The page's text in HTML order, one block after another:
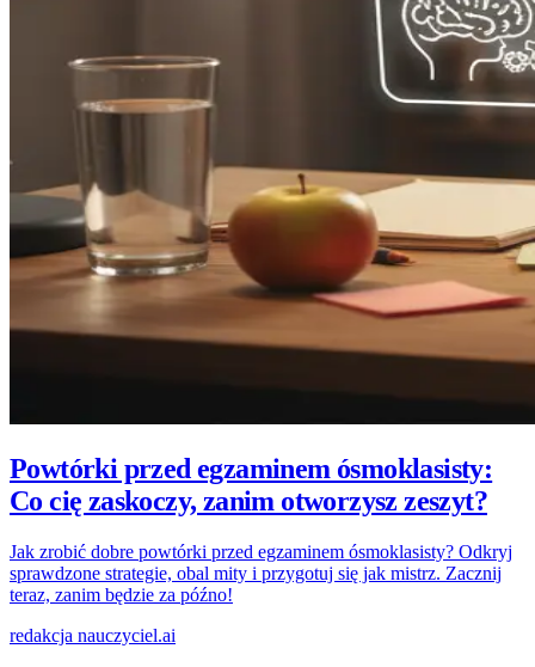
Powtórki przed egzaminem ósmoklasisty:
Co cię zaskoczy, zanim otworzysz zeszyt?
Jak zrobić dobre powtórki przed egzaminem ósmoklasisty? Odkryj
sprawdzone strategie, obal mity i przygotuj się jak mistrz. Zacznij
teraz, zanim będzie za późno!
redakcja nauczyciel.ai